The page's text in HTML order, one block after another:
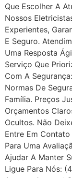
Que Escolher A
Nossos
Experientes,
E Seguro.
Uma Resposta
Serviço Que
Com A
Normas De
Família. Preços
Orçamentos
Ocultos. Não
Entre Em
Para Uma
Ajudar A Manter
Ligue Para Nós: